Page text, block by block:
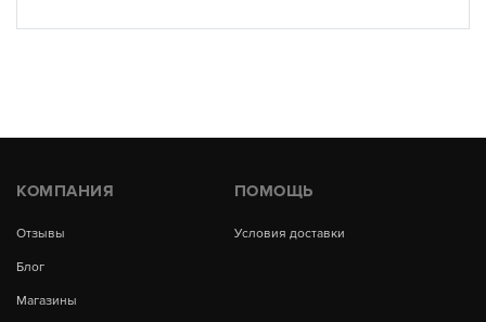
КОМПАНИЯ
Отзывы
Блог
Магазины
ПОМОЩЬ
Условия доставки